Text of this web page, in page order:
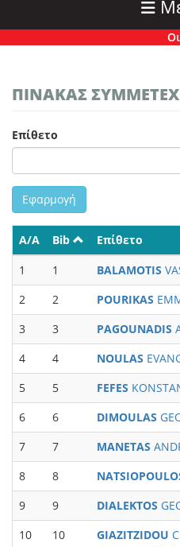
Οι
ΠΙΝΑΚΑΣ
Επίθετο
Εφαρμογή
Α/Α Bib Επίθετο
1
1 BALAMOTIS
2
2 POURIKAS
3
3 PAGOUNADIS
4
4 NOULAS
5
5 FEFES
6
6 DIMOULAS
7
7 MANETAS
8
8
9
9 DIALEKTOS
10
10 GIAZITZIDOU